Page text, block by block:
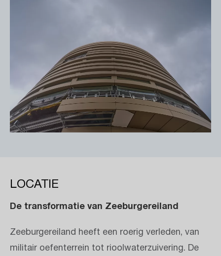
LOCATIE
De transformatie van Zeeburgereiland
Zeeburgereiland heeft een roerig verleden, van
militair oefenterrein tot rioolwaterzuivering. De